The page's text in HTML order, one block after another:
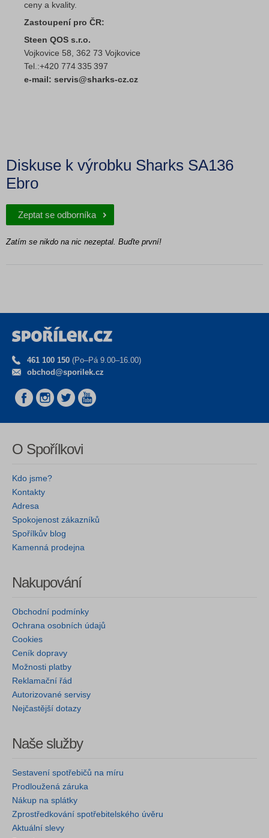
ceny a kvality.
Zastoupení pro ČR:
Steen QOS s.r.o.
Vojkovice 58, 362 73 Vojkovice
Tel.:+420 774 335 397
e-mail: servis@sharks-cz.cz
Diskuse k výrobku Sharks SA136
Ebro
Zeptat se odborníka
Zatím se nikdo na nic nezeptal. Buďte první!
461 100 150 (Po–Pá 9.00–16.00)
obchod@sporilek.cz
O Spořílkovi
Kdo jsme?
Kontakty
Adresa
Spokojenost zákazníků
Spořílkův blog
Kamenná prodejna
Nakupování
Obchodní podmínky
Ochrana osobních údajů
Cookies
Ceník dopravy
Možnosti platby
Reklamační řád
Autorizované servisy
Nejčastější dotazy
Naše služby
Sestavení spotřebičů na míru
Prodloužená záruka
Nákup na splátky
Zprostředkování spotřebitelského úvěru
Aktuální slevy